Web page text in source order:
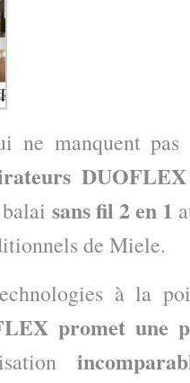
ne manquent
sans fil 2 en 1
de Miele.
à la
promet une